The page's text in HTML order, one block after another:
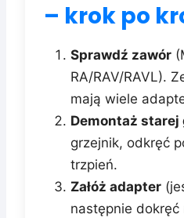
– krok po
Sprawdź zawór
RA/RAV/RAVL).
mają wiele
Demontaż starej
grzejnik, odkręć
trzpień.
Załóż adapter
następnie dokręć